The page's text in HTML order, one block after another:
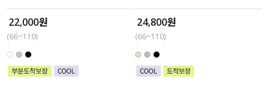
22,000원
(66~110)
24,800원
(66~110)